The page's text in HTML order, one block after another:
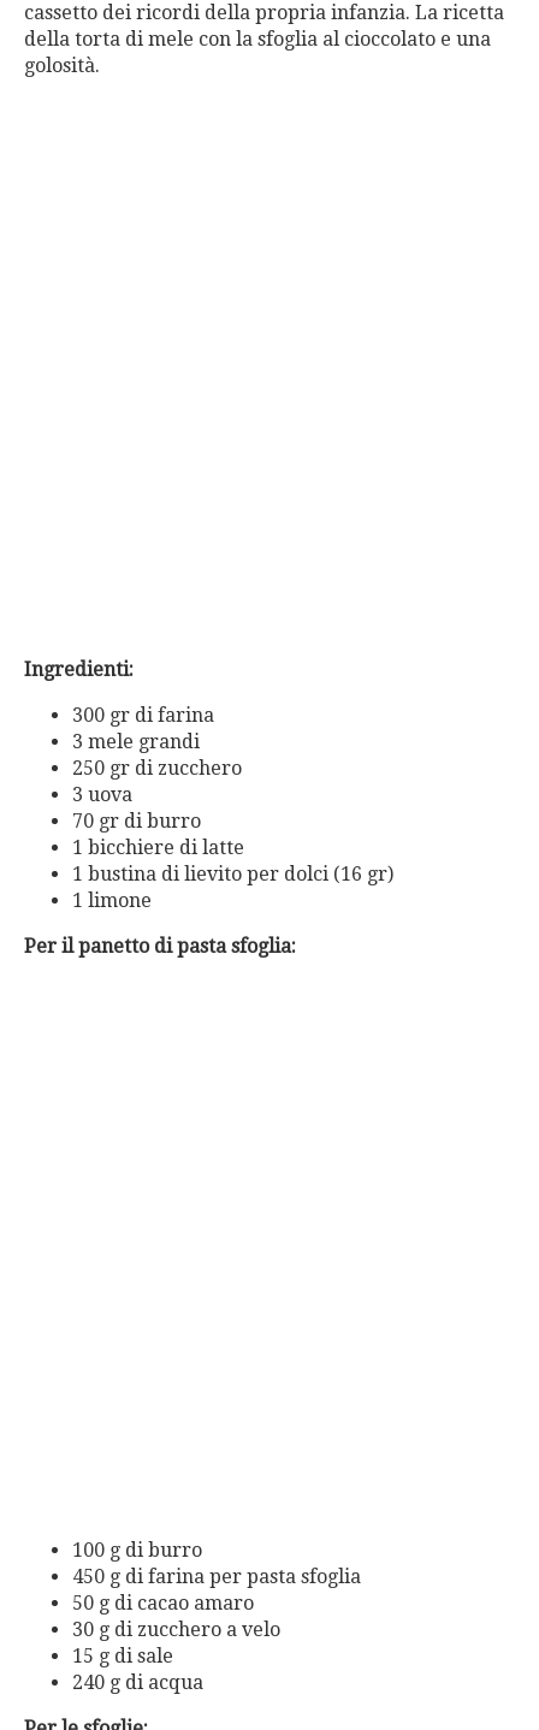
cassetto dei ricordi della propria infanzia. La ricetta
della torta di mele con la sfoglia al cioccolato e una
golosità.
Ingredienti:
300 gr di farina
3 mele grandi
250 gr di zucchero
3 uova
70 gr di burro
1 bicchiere di latte
1 bustina di lievito per dolci (16 gr)
1 limone
Per il panetto di pasta sfoglia:
100 g di burro
450 g di farina per pasta sfoglia
50 g di cacao amaro
30 g di zucchero a velo
15 g di sale
240 g di acqua